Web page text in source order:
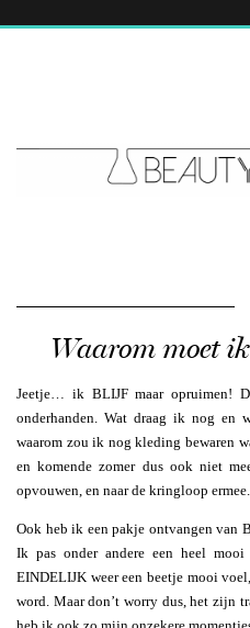
Waarom moet
Jeetje… ik BLIJF maar opruimen!
onderhanden. Wat draag ik nog en
waarom zou ik nog kleding bewaren
en komende zomer dus ook niet
opvouwen, en naar de kringloop ermee.
Ook heb ik een pakje ontvangen van
Ik pas onder andere een heel
EINDELIJK weer een beetje mooi
word. Maar don’t worry dus, het zijn